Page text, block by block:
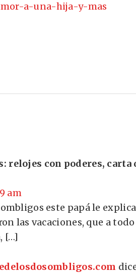
a-una-hija-y-mas
relojes con poderes, carta
am
este papá le
las vacaciones, que a
[…]